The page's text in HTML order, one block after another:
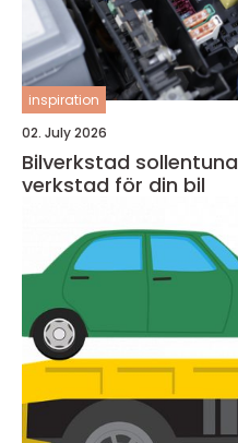
inspiration
02. July 2026
Bilverkstad sollentuna så väljer du rätt
verkstad för din bil